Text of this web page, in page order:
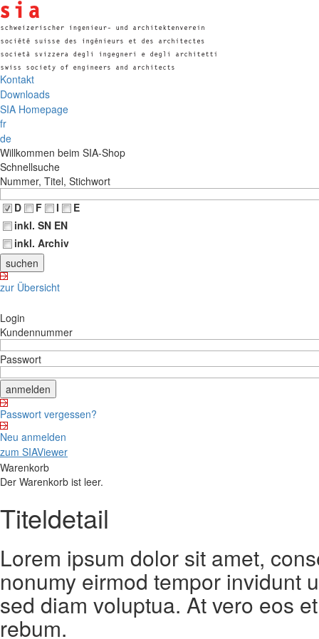
Kontakt
Downloads
SIA Homepage
fr
de
Willkommen beim SIA-Shop
Schnellsuche
Nummer, Titel, Stichwort
D
F I
E
inkl. SN EN
inkl. Archiv
zur Übersicht
Login
Kundennummer
Passwort
Passwort vergessen?
Neu anmelden
zum SIAViewer
Warenkorb
Der Warenkorb ist leer.
Titeldetail
Lorem ipsum dolor sit amet,
nonumy eirmod tempor invidunt
sed diam voluptua. At vero eos
rebum.